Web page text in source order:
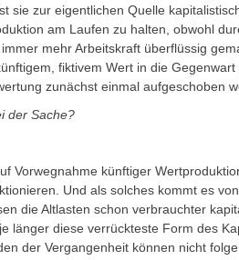
sie zur eigentlichen Quelle
am Laufen zu halten, obwohl
mehr Arbeitskraft überflüssig
fiktivem Wert in die
zunächst einmal aufgeschoben
der Sache?
Vorwegnahme künftiger
Und als solches kommt es
die Altlasten schon verbrauchter
länger diese verrückteste Form des
der Vergangenheit können nicht